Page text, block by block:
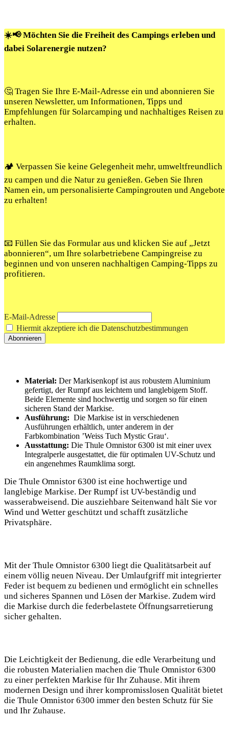
☀️📢 Möchten Sie die Freiheit des Campings erleben und
dabei Solarenergie nutzen?
🤔 Tragen Sie Ihre E-Mail-Adresse ein und abonnieren Sie
unseren Newsletter, um Informationen, Tipps und
Empfehlungen für Solarcamping und nachhaltiges Reisen zu
erhalten.
🏕️ Verpassen Sie keine Gelegenheit mehr, umweltfreundlich
zu campen und die Natur zu genießen. Geben Sie Ihren
Namen ein, um personalisierte Campingrouten und Angebote
zu erhalten!
📧 Füllen Sie das Formular aus und klicken Sie auf „Jetzt
abonnieren“, um Ihre solarbetriebene Campingreise zu
beginnen und von unseren nachhaltigen Camping-Tipps zu
profitieren.
E-Mail-Adresse
Hiermit akzeptiere ich die Datenschutzbestimmungen
Material: ​Der Markisenkopf ist aus robustem Aluminium
gefertigt, der Rumpf aus leichtem und langlebigem Stoff.
Beide Elemente sind hochwertig und sorgen so für einen
sicheren ‌Stand der Markise.
Ausführung: ⁤ Die Markise ⁣ist in verschiedenen
Ausführungen erhältlich, unter anderem in der
Farbkombination ⁣’Weiss Tuch Mystic Grau‘.
Ausstattung: Die Thule Omnistor ⁣6300 ist mit einer uvex
Integralperle ausgestattet, die für⁢ optimalen UV-Schutz und ​
ein angenehmes Raumklima sorgt.
Die Thule Omnistor 6300 ist eine hochwertige und
⁤langlebige Markise. Der Rumpf ist⁤ UV-beständig und
wasserabweisend. Die ausziehbare Seitenwand hält‍ Sie vor
Wind und⁢ Wetter ⁣geschützt und schafft ‍zusätzliche
Privatsphäre.
Mit⁤ der Thule Omnistor 6300 liegt die Qualitätsarbeit auf
einem völlig neuen ⁤Niveau. Der Umlaufgriff mit ​integrierter
Feder ist bequem zu bedienen und ermöglicht ein schnelles
und sicheres Spannen und Lösen der Markise. Zudem wird
die Markise durch die federbelastete Öffnungsarretierung
sicher gehalten.
Die Leichtigkeit der Bedienung, die edle Verarbeitung und
die robusten Materialien machen die Thule Omnistor 6300
zu einer perfekten Markise für Ihr Zuhause. Mit ihrem
modernen Design und ihrer⁤ kompromisslosen⁣ Qualität bietet
die Thule Omnistor 6300 immer den besten Schutz für Sie
und Ihr⁤ Zuhause.